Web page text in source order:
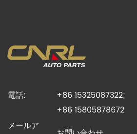
電話:
+86 15325087322;
+86 15805878672
メールア